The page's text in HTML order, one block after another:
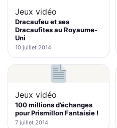
Jeux vidéo
Dracaufeu et ses
Dracaufites au Royaume-
Uni
10 juillet 2014
Jeux vidéo
100 millions d’échanges
pour Prismillon Fantaisie !
7 juillet 2014